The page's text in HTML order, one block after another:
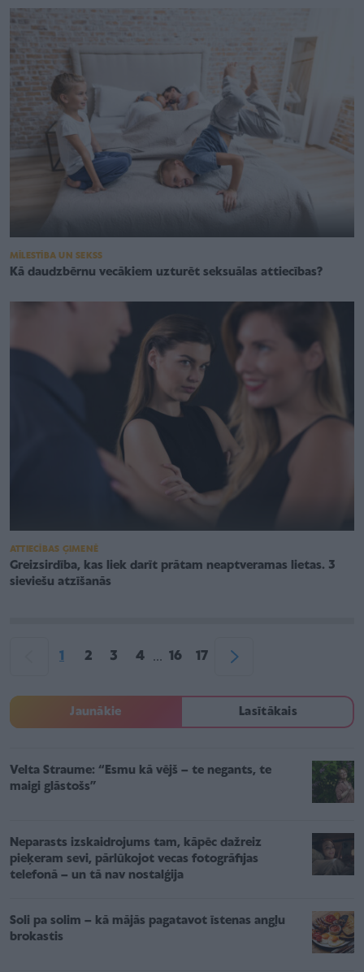
MĪLESTĪBA UN SEKSS
Kā daudzbērnu vecākiem uzturēt seksuālas attiecības?
ATTIECĪBAS ĢIMENĒ
Greizsirdība, kas liek darīt prātam neaptveramas lietas. 3
sieviešu atzīšanās
1 2 3 4 ... 16 17
Jaunākie Lasītākais
Velta Straume: “Esmu kā vējš – te negants, te
maigi glāstošs”
Neparasts izskaidrojums tam, kāpēc dažreiz
pieķeram sevi, pārlūkojot vecas fotogrāfijas
telefonā – un tā nav nostalģija
Soli pa solim – kā mājās pagatavot īstenas angļu
brokastis